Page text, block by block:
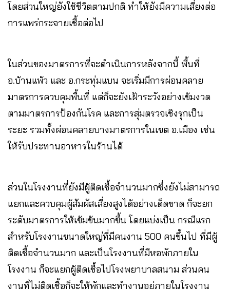
โดยส่วนใหญ่ยังใช้ชีวิตตามปกติ ทำให้ยังมีความเสี่ยงต่อ
การแพร่กระจายเชื้อต่อไป
ในส่วนของมาตรการที่จะดำเนินการหลังจากนี้ พื้นที่
อ.บ้านแพ้ว และ อ.กระทุ่มแบน จะเริ่มมีการผ่อนคลาย
มาตรการควบคุมพื้นที่ แต่ก็จะยังเฝ้าระวังอย่างเข้มงวด
ตามมาตรการป้องกันโรค และการสุ่มตรวจเชิงรุกเป็น
ระยะ รวมทั้งผ่อนคลายบางมาตรการในเขต อ.เมือง เช่น
ให้รับประทานอาหารในร้านได้
ส่วนในโรงงานที่ยังมีผู้ติดเชื้อจำนวนมากซึ่งยังไม่สามารถ
แยกและควบคุมผู้สัมผัสเสี่ยงสูงได้อย่างเด็ดขาด ก็จะยก
ระดับมาตรการให้เข้มข้นมากขึ้น โดยแบ่งเป็น กรณีแรก
สำหรับโรงงานขนาดใหญ่ที่มีคนงาน 500 คนขึ้นไป ที่มีผู้
ติดเชื้อจำนวนมาก และเป็นโรงงานที่มีหอพักภายใน
โรงงาน ก็จะแยกผู้ติดเชื้อไปโรงพยาบาลสนาม ส่วนคน
งานที่ไม่ติดเชื้อก็จะให้พักและทำงานอยู่ภายในโรงงาน